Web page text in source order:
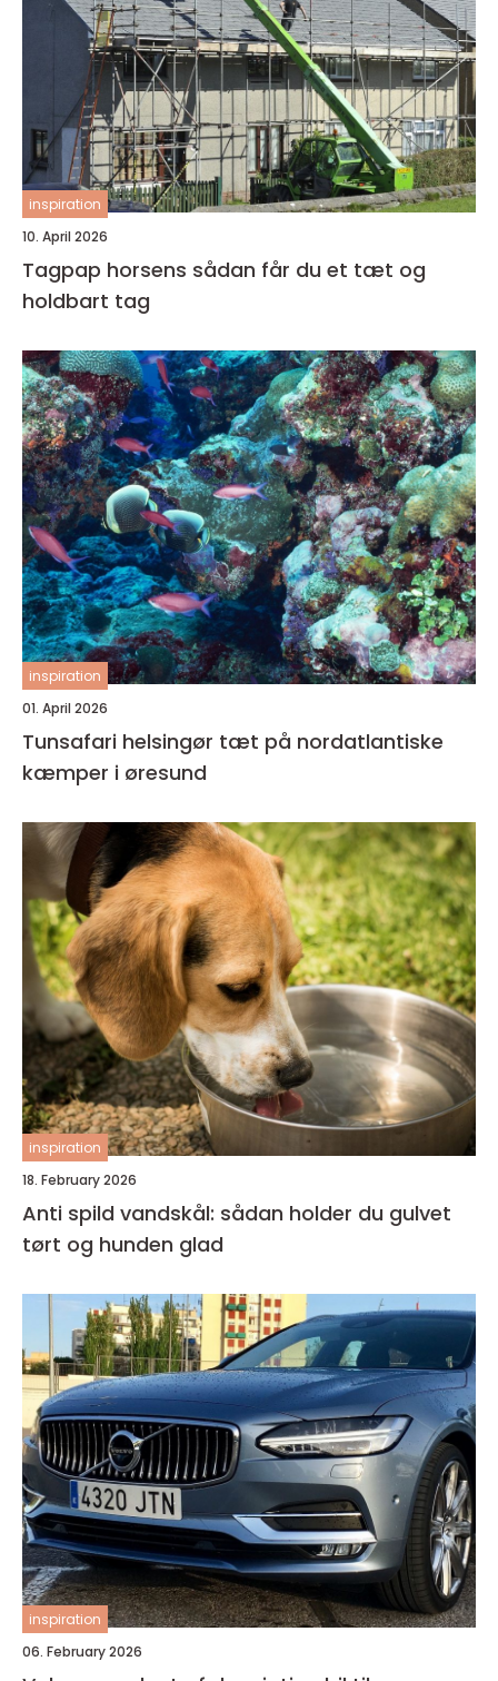
inspiration
10. April 2026
Tagpap horsens sådan får du et tæt og
holdbart tag
inspiration
01. April 2026
Tunsafari helsingør tæt på nordatlantiske
kæmper i øresund
inspiration
18. February 2026
Anti spild vandskål: sådan holder du gulvet
tørt og hunden glad
inspiration
06. February 2026